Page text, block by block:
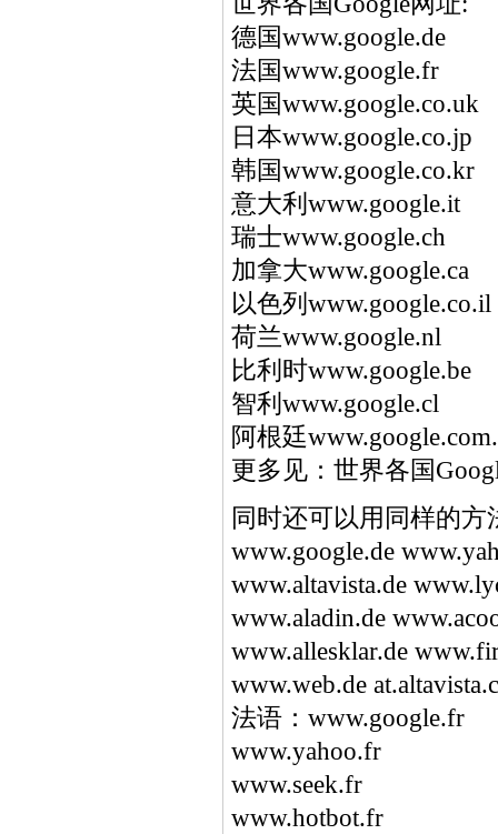
德国www.google.de
法国www.google.fr
英国www.google.co.uk
日本www.google.co.jp
韩国www.google.co.kr
意大利www.google.it
瑞士www.google.ch
加拿大www.google.ca
以色列www.google.co.il
荷兰www.google.nl
比利时www.google.be
智利www.google.cl
阿根廷
更多见：世界各国
同时还可以用同样的
www.google.de
www.altavista.de
www.aladin.de
www.allesklar.de
www.web.de
法语：www.google.fr
www.yahoo.fr
www.seek.fr
www.hotbot.fr